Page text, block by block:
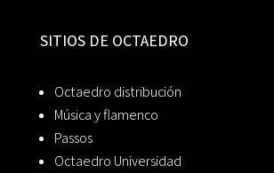
SITIOS DE OCTAEDRO
Octaedro distribución
Música y flamenco
Passos
Octaedro Universidad